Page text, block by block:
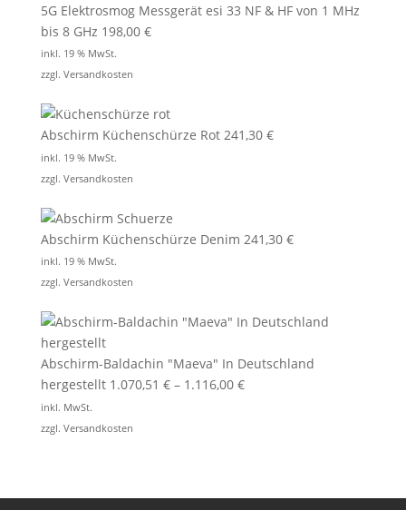
5G Elektrosmog Messgerät esi 33 NF & HF von 1 MHz
bis 8 GHz 198,00 €
inkl. 19 % MwSt.
zzgl. Versandkosten
Abschirm Küchenschürze Rot 241,30 €
inkl. 19 % MwSt.
zzgl. Versandkosten
Abschirm Küchenschürze Denim 241,30 €
inkl. 19 % MwSt.
zzgl. Versandkosten
Abschirm-Baldachin "Maeva" In Deutschland
hergestellt 1.070,51 €– 1.116,00 €
inkl. MwSt.
zzgl. Versandkosten